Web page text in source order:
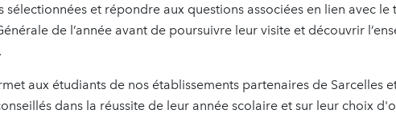
et répondre aux questions associées en lien avec le
de l’année avant de poursuivre leur visite et découvrir
aux étudiants de nos établissements partenaires de Sarcelles
dans la réussite de leur année scolaire et sur leur choix